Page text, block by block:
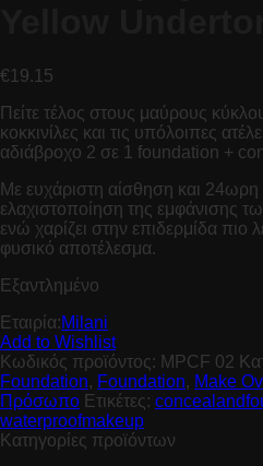
€19.15
Πείτε τέλος στους μαύρους
κοκκινίλες και τις υπόλοιπες
αδιάβροχο 2 σε 1 foundation +
Με ευχάριστη αίσθηση και 24ωρη
ελαχιστοποίηση της εμφάνισης
ενώ χαρίζει στην επιδερμίδα πιο
φυσικό αποτέλεσμα.
Εξαντλημένο
Εταιρία:Milani
Add to Wishlist
Κωδικός προϊόντος: MPCF 02
Foundation, Foundation, Make
Πρόσωπο Ετικέτες:
waterproofmakeup
Κατηγορίες προϊόντων